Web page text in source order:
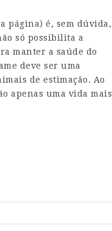
página) é, sem dúvida,
só possibilita a
manter a saúde do
deve ser uma
de estimação. Ao
apenas uma vida mais